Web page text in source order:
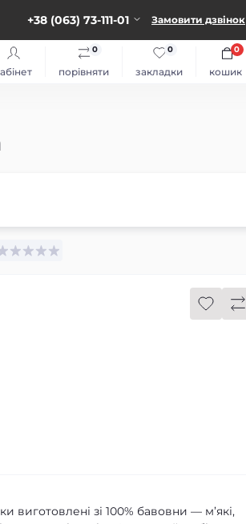
+38 (063) 73-111-01 Замовити дзвінок
порівняти
0
закладки
0
кошик
0
виготовлені зі 100% бавовни — м’які,